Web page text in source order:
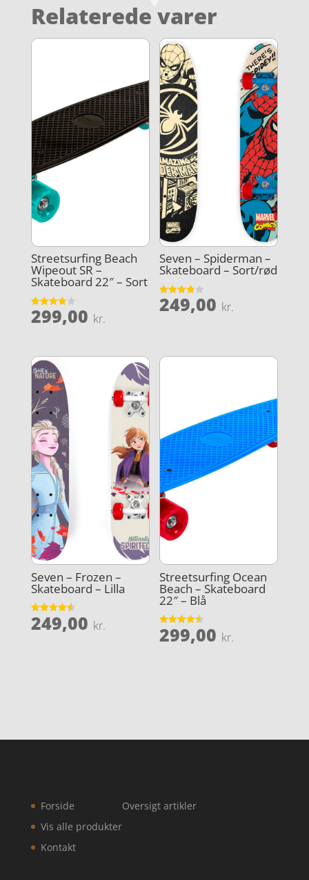
Relaterede varer
Streetsurfing Beach
Wipeout SR –
Skateboard 22″ – Sort
Vurderet
3.8
299,00 kr.
Seven – Spiderman –
Skateboard – Sort/rød
Vurderet
3.8
249,00 kr.
Seven – Frozen –
Skateboard – Lilla
Vurderet
4.6
249,00 kr.
Streetsurfing Ocean
Beach – Skateboard
22″ – Blå
Vurderet
4.5
299,00 kr.
Forside
Vis alle produkter
Kontakt
Oversigt artikler